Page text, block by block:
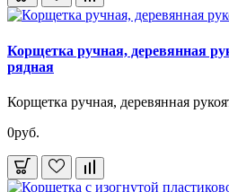
Корщетка ручная, деревянная
рядная
Корщетка ручная, деревянная
0руб.